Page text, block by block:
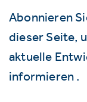
Abonnieren
dieser Seite,
aktuelle
informieren .